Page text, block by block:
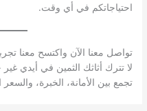
احتياجاتكم في أي وقت.
تواصل معنا الآن واكتسح معنا
لا تترك أثاثك الثمين في أيدي
تجمع بين الأمانة، الخبرة، والسعر